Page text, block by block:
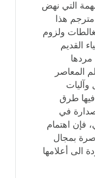
التي نهض
هذا
ولزوم
القديم
المعاصر
طرق
في
فإن اهتمام
بمجال
الى أعلامها